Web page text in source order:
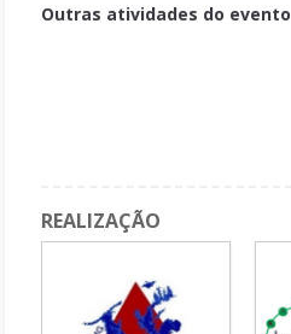
Outras atividades do evento
REALIZAÇÃO